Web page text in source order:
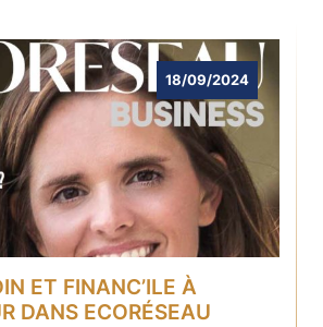
18/09/2024
ET FINANC’ILE À
DANS ECORÉSEAU